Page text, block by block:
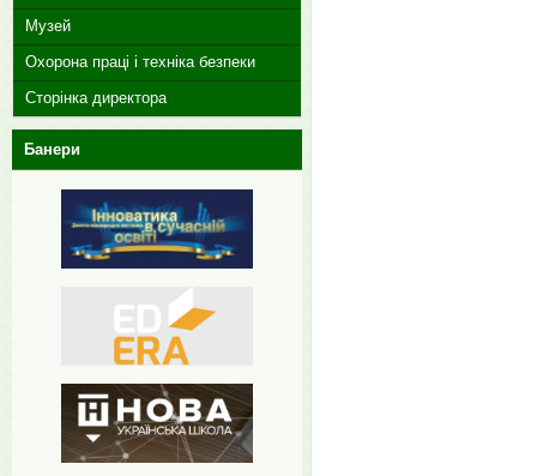
Музей
Охорона праці і техніка безпеки
Сторінка директора
Банери